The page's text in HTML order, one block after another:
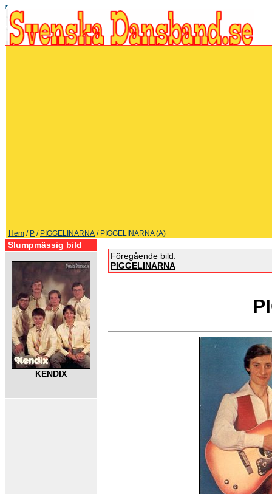
Hem / P / PIGGELINARNA / PIGGELINARNA (A)
Slumpmässig bild
KENDIX
Föregående bild:
PIGGELINARNA